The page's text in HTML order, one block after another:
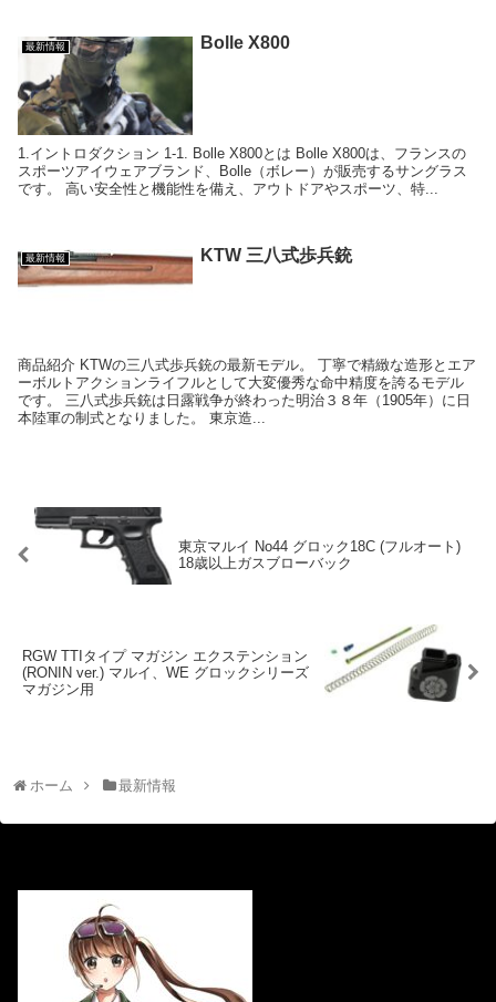
最新情報 Bolle X800
1.イントロダクション 1-1. Bolle X800とは Bolle X800は、フランスの
スポーツアイウェアブランド、Bolle（ボレー）が販売するサングラス
です。 高い安全性と機能性を備え、アウトドアやスポーツ、特...
最新情報 KTW 三八式歩兵銃
商品紹介 KTWの三八式歩兵銃の最新モデル。 丁寧で精緻な造形とエア
ーボルトアクションライフルとして大変優秀な命中精度を誇るモデル
です。 三八式歩兵銃は日露戦争が終わった明治３８年（1905年）に日
本陸軍の制式となりました。 東京造...
東京マルイ No44 グロック18C (フルオート)
18歳以上ガスブローバック
RGW TTIタイプ マガジン エクステンション
(RONIN ver.) マルイ、WE グロックシリーズ
マガジン用
ホーム 最新情報